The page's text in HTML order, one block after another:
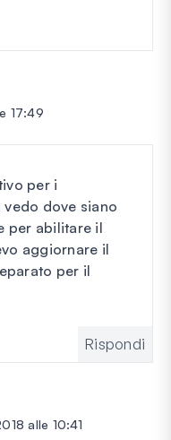
17:49
per i
vedo dove siano
per abilitare il
aggiornare il
per il
Rispondi
alle 10:41